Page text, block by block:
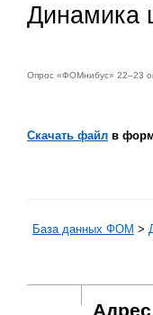
Динамика
Опрос «ФОМнибус» 22–23
Скачать файл в
База данных ФОМ >